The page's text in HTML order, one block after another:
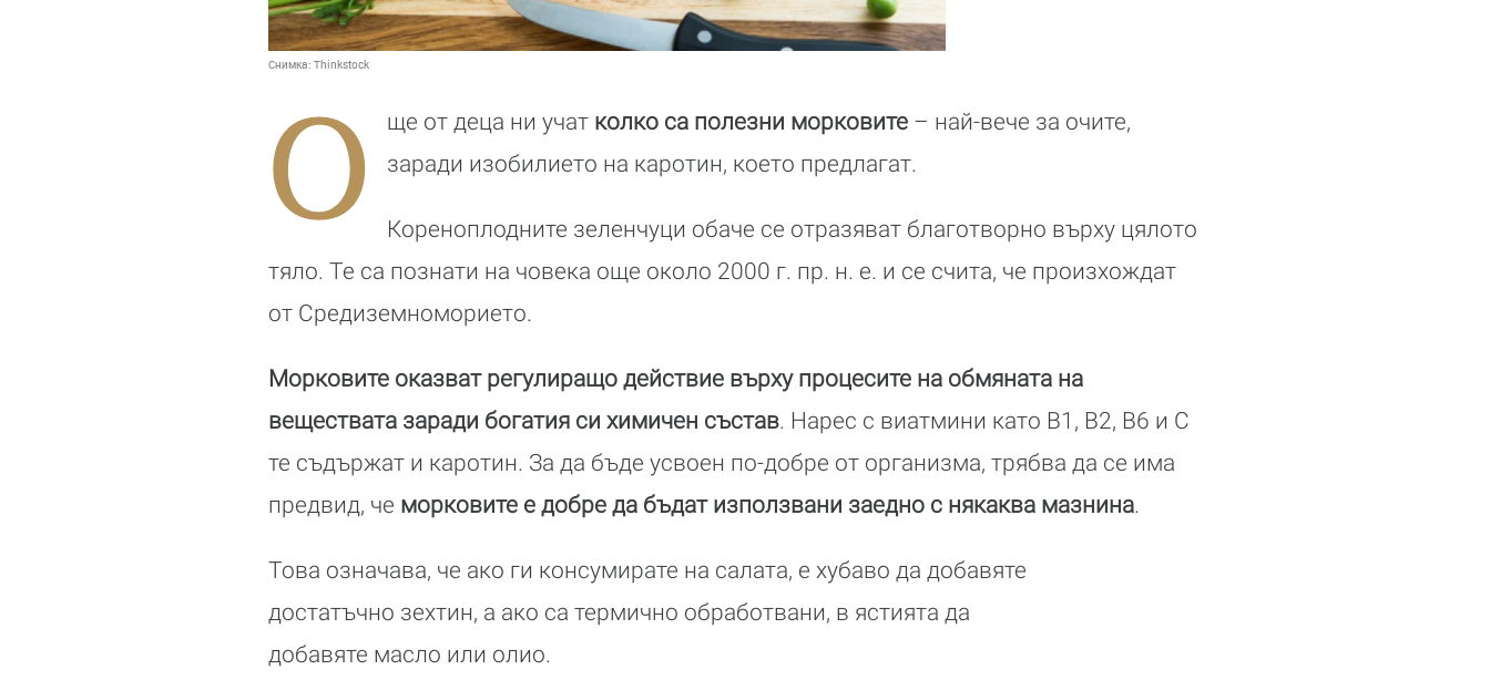
Снимка: Thinkstock
О ще от деца ни учат колко са полезни морковите – най-вече за очите,
заради изобилието на каротин, което предлагат.
Кореноплодните зеленчуци обаче се отразяват благотворно върху цялото
тяло. Те са познати на човека още около 2000 г. пр. н. е. и се счита, че произхождат
от Средиземноморието.
Морковите оказват регулиращо действие върху процесите на обмяната на
веществата заради богатия си химичен състав. Нарес с виатмини като В1, В2, В6 и С
те съдържат и каротин. За да бъде усвоен по-добре от организма, трябва да се има
предвид, че морковите е добре да бъдат използвани заедно с някаква мазнина.
Това означава, че ако ги консумирате на салата, е хубаво да добавяте
достатъчно зехтин, а ако са термично обработвани, в ястията да
добавяте масло или олио.